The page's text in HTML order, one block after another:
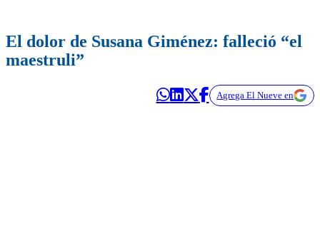
El dolor de Susana Giménez: falleció “el
maestruli”
Agrega El Nueve en